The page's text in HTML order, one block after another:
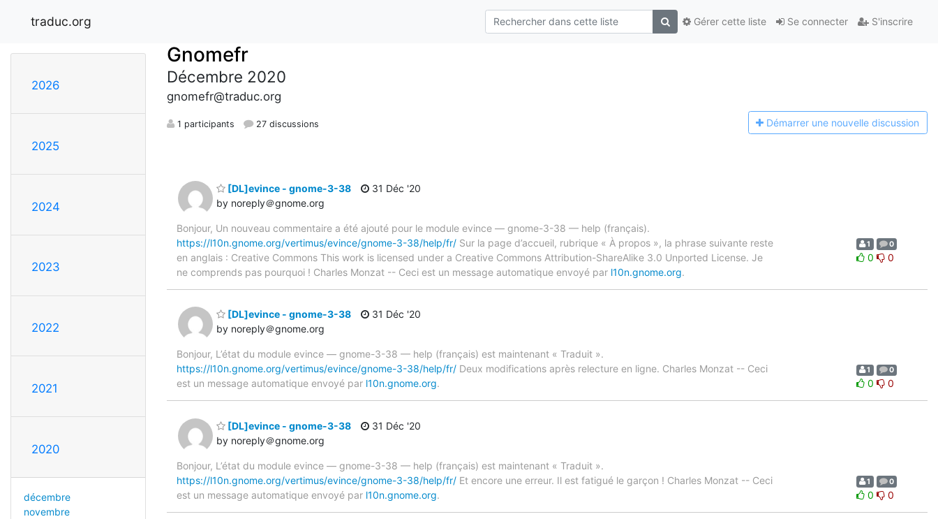
traduc.org Se connecter S'inscrire
Gérer cette liste
2026
2025
2024
2023
2022
2021
2020
décembre
novembre
Gnomefr
Décembre 2020
gnomefr@traduc.org
1 participants 27 discussions Démarrer une nouvelle discussion
[DL]evince - gnome-3-38
by noreply＠gnome.org
31 Déc '20
Bonjour, Un nouveau commentaire a été ajouté pour le module evince — gnome-3-38 — help (français).
https://l10n.gnome.org/vertimus/evince/gnome-3-38/help/fr/ Sur la page d’accueil, rubrique « À propos », la phrase suivante reste
en anglais : Creative Commons This work is licensed under a Creative Commons Attribution-ShareAlike 3.0 Unported License. Je
ne comprends pas pourquoi ! Charles Monzat -- Ceci est un message automatique envoyé par l10n.gnome.org.
1 0
0 0
[DL]evince - gnome-3-38
by noreply＠gnome.org
31 Déc '20
Bonjour, L’état du module evince — gnome-3-38 — help (français) est maintenant « Traduit ».
https://l10n.gnome.org/vertimus/evince/gnome-3-38/help/fr/ Deux modifications après relecture en ligne. Charles Monzat -- Ceci
est un message automatique envoyé par l10n.gnome.org.
1 0
0 0
[DL]evince - gnome-3-38
by noreply＠gnome.org
31 Déc '20
Bonjour, L’état du module evince — gnome-3-38 — help (français) est maintenant « Traduit ».
https://l10n.gnome.org/vertimus/evince/gnome-3-38/help/fr/ Et encore une erreur. Il est fatigué le garçon ! Charles Monzat -- Ceci
est un message automatique envoyé par l10n.gnome.org.
1 0
0 0